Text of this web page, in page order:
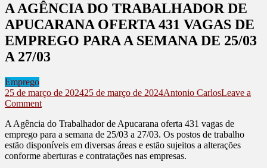
A AGÊNCIA DO TRABALHADOR DE
APUCARANA OFERTA 431 VAGAS DE
EMPREGO PARA A SEMANA DE 25/03
A 27/03
Emprego
25 de março de 202425 de março de 2024Antonio CarlosLeave a
Commenton
AGÊNCIA
DO
TRABALHADOR
DE
A Agência do Trabalhador de Apucarana oferta 431 vagas de
emprego para a semana de 25/03 a 27/03. Os postos de trabalho
estão disponíveis em diversas áreas e estão sujeitos a alterações
conforme aberturas e contratações nas empresas.